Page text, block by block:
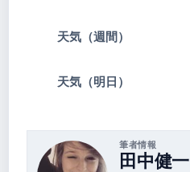
天気（週間）
天気（明日）
筆者情報
田中健一